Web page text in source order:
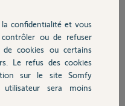
confidentialité et vous
contrôler ou de refuser
cookies ou certains
Le refus des cookies
sur le site Somfy
utilisateur sera moins